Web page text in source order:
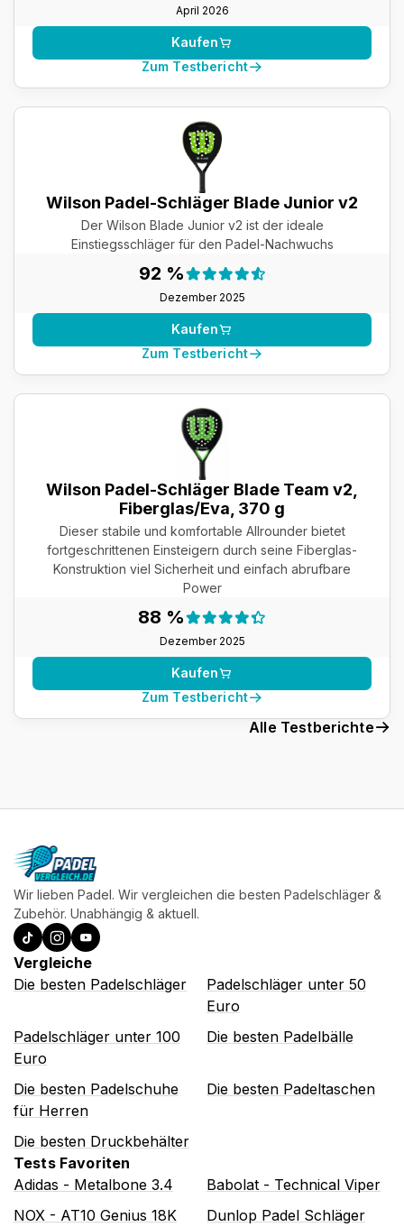
April 2026
Kaufen
Zum Testbericht
Wilson Padel-Schläger Blade Junior v2
Der Wilson Blade Junior v2 ist der ideale
Einstiegsschläger für den Padel-Nachwuchs
92 %
Dezember 2025
Testergebnis:
Kaufen
Zum Testbericht
Wilson Padel-Schläger Blade Team v2,
Fiberglas/Eva, 370 g
Dieser stabile und komfortable Allrounder bietet
fortgeschrittenen Einsteigern durch seine Fiberglas-
Konstruktion viel Sicherheit und einfach abrufbare
Power
88 %
Dezember 2025
Testergebnis:
Kaufen
Zum Testbericht
Alle Testberichte
Wir lieben Padel. Wir vergleichen die besten Padelschläger &
Zubehör. Unabhängig & aktuell.
Vergleiche
Die besten Padelschläger
Padelschläger unter 50
Euro
Padelschläger unter 100
Euro
Die besten Padelbälle
Die besten Padelschuhe
für Herren
Die besten Padeltaschen
Die besten Druckbehälter
Tests Favoriten
Adidas - Metalbone 3.4
Babolat - Technical Viper
NOX - AT10 Genius 18K
Dunlop Padel Schläger